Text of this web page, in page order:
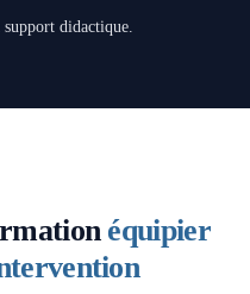
didactique.
équipier